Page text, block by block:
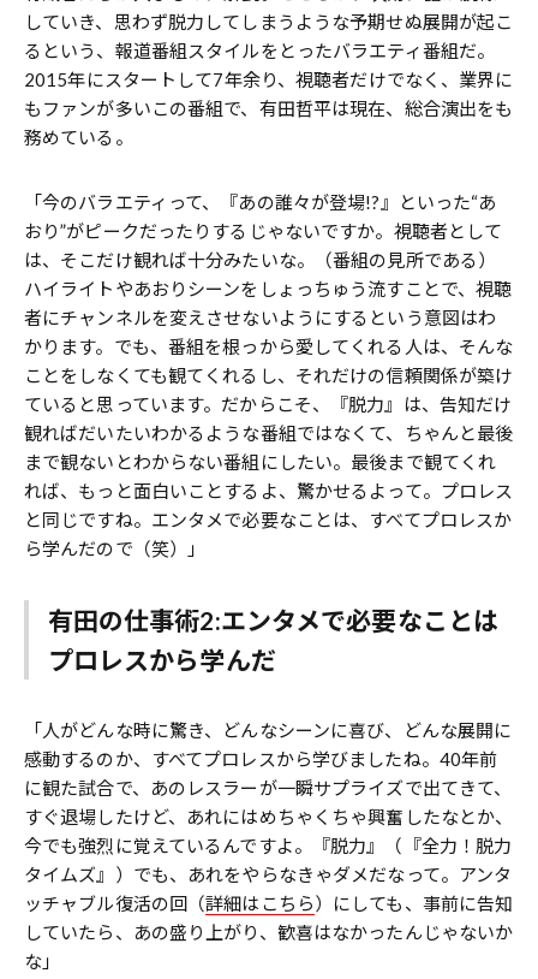
していき、思わず脱力してしまうような予期せぬ展開が起こ
るという、報道番組スタイルをとったバラエティ番組だ。
2015年にスタートして7年余り、視聴者だけでなく、業界に
もファンが多いこの番組で、有田哲平は現在、総合演出をも
務めている。
「今のバラエティって、『あの誰々が登場!?』といった“あ
おり”がピークだったりするじゃないですか。視聴者として
は、そこだけ観れば十分みたいな。（番組の見所である）
ハイライトやあおりシーンをしょっちゅう流すことで、視聴
者にチャンネルを変えさせないようにするという意図はわ
かります。でも、番組を根っから愛してくれる人は、そんな
ことをしなくても観てくれるし、それだけの信頼関係が築け
ていると思っています。だからこそ、『脱力』は、告知だけ
観ればだいたいわかるような番組ではなくて、ちゃんと最後
まで観ないとわからない番組にしたい。最後まで観てくれ
れば、もっと面白いことするよ、驚かせるよって。プロレス
と同じですね。エンタメで必要なことは、すべてプロレスか
ら学んだので（笑）」
有田の仕事術2:エンタメで必要なことは
プロレスから学んだ
「人がどんな時に驚き、どんなシーンに喜び、どんな展開に
感動するのか、すべてプロレスから学びましたね。40年前
に観た試合で、あのレスラーが一瞬サプライズで出てきて、
すぐ退場したけど、あれにはめちゃくちゃ興奮したなとか、
今でも強烈に覚えているんですよ。『脱力』（『全力！脱力
タイムズ』）でも、あれをやらなきゃダメだなって。アンタ
ッチャブル復活の回（詳細はこちら）にしても、事前に告知
していたら、あの盛り上がり、歓喜はなかったんじゃないか
な」